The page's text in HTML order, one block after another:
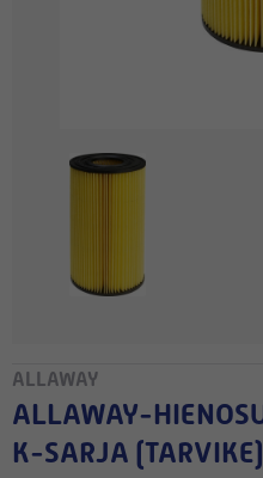
ALLAWAY
ALLAWAY-HIENOSUODATIN
K-SARJA (TARVIKE)